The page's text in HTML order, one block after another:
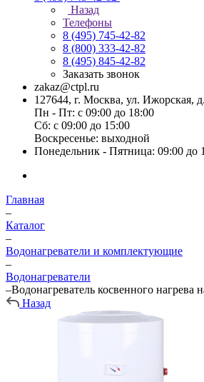
Назад
Телефоны
8 (495) 745-42-82
8 (800) 333-42-82
8 (495) 845-42-82
Заказать звонок
zakaz@ctpl.ru
127644, г. Москва, ул.
Пн - Пт: с 09:00 до 18:00
Сб: с 09:00 до 15:00
Воскресенье: выходной
Понедельник - Пятница: 09:00 до
Главная
–
Каталог
–
Водонагреватели и комплектующие
–
Водонагреватели
–Водонагреватель косвенного
Назад